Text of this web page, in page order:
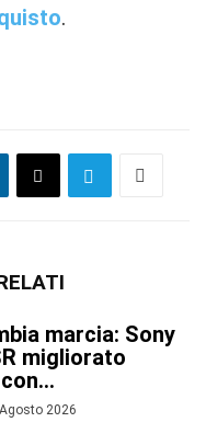
.
marcia: Sony
migliorato
2026